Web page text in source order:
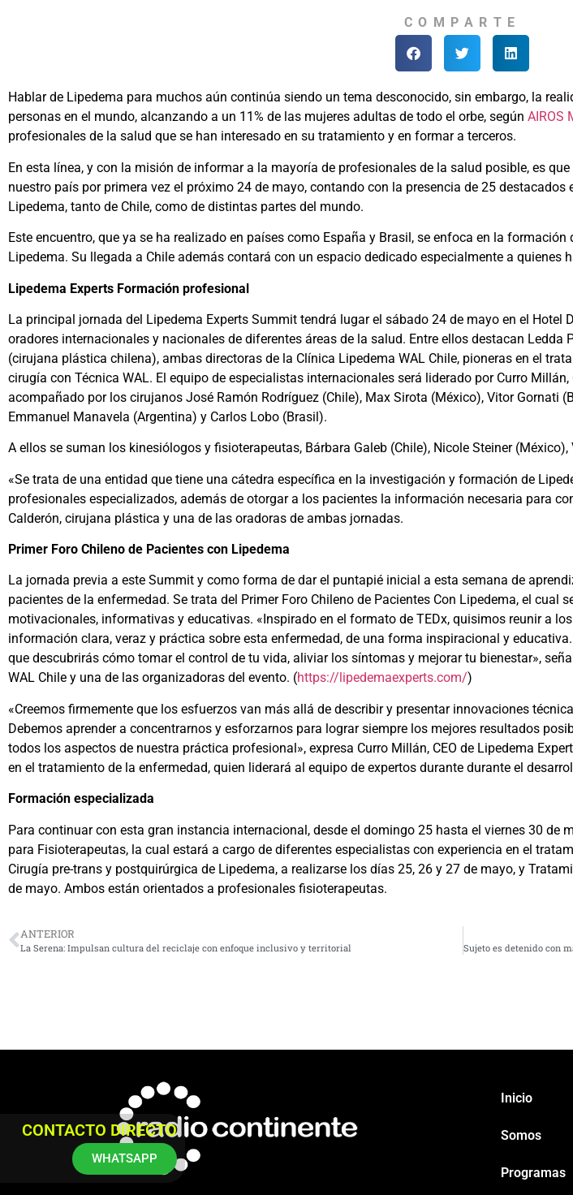
COMPARTE
Hablar de Lipedema para muchos aún continúa siendo un tema desconocido, sin embargo, la
personas en el mundo, alcanzando a un 11% de las mujeres adultas de todo el orbe, según AIROS
profesionales de la salud que se han interesado en su tratamiento y en formar a terceros.
En esta línea, y con la misión de informar a la mayoría de profesionales de la salud posible, es
nuestro país por primera vez el próximo 24 de mayo, contando con la presencia de 25
Lipedema, tanto de Chile, como de distintas partes del mundo.
Este encuentro, que ya se ha realizado en países como España y Brasil, se enfoca en la
Lipedema. Su llegada a Chile además contará con un espacio dedicado especialmente a quienes
Lipedema Experts Formación profesional
La principal jornada del Lipedema Experts Summit tendrá lugar el sábado 24 de mayo en el Hotel
oradores internacionales y nacionales de diferentes áreas de la salud. Entre ellos destacan
(cirujana plástica chilena), ambas directoras de la Clínica Lipedema WAL Chile, pioneras en el
cirugía con Técnica WAL. El equipo de especialistas internacionales será liderado por Curro
acompañado por los cirujanos José Ramón Rodríguez (Chile), Max Sirota (México), Vitor Gornati
Emmanuel Manavela (Argentina) y Carlos Lobo (Brasil).
A ellos se suman los kinesiólogos y fisioterapeutas, Bárbara Galeb (Chile), Nicole Steiner
«Se trata de una entidad que tiene una cátedra específica en la investigación y formación de
profesionales especializados, además de otorgar a los pacientes la información necesaria para
Calderón, cirujana plástica y una de las oradoras de ambas jornadas.
Primer Foro Chileno de Pacientes con Lipedema
La jornada previa a este Summit y como forma de dar el puntapié inicial a esta semana de
pacientes de la enfermedad. Se trata del Primer Foro Chileno de Pacientes Con Lipedema, el cual
motivacionales, informativas y educativas. «Inspirado en el formato de TEDx, quisimos reunir a
información clara, veraz y práctica sobre esta enfermedad, de una forma inspiracional y
que descubrirás cómo tomar el control de tu vida, aliviar los síntomas y mejorar tu bienestar»,
WAL Chile y una de las organizadoras del evento. (https://lipedemaexperts.com/)
«Creemos firmemente que los esfuerzos van más allá de describir y presentar innovaciones
Debemos aprender a concentrarnos y esforzarnos para lograr siempre los mejores resultados
todos los aspectos de nuestra práctica profesional», expresa Curro Millán, CEO de Lipedema
en el tratamiento de la enfermedad, quien liderará al equipo de expertos durante durante el
Formación especializada
Para continuar con esta gran instancia internacional, desde el domingo 25 hasta el viernes 30 de
para Fisioterapeutas, la cual estará a cargo de diferentes especialistas con experiencia en el
Cirugía pre-trans y postquirúrgica de Lipedema, a realizarse los días 25, 26 y 27 de mayo, y
de mayo. Ambos están orientados a profesionales fisioterapeutas.
ANTERIOR
La Serena: Impulsan cultura del reciclaje con enfoque inclusivo y territorial
Inicio
Somos
Programas
CONTACTO DIRECTO
WHATSAPP